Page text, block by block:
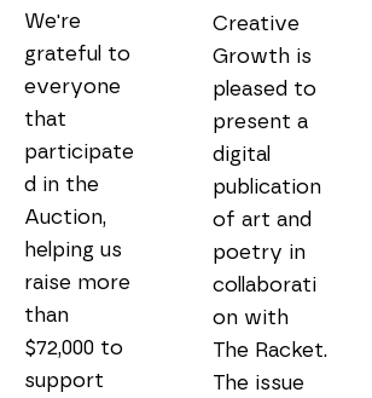
We're
grateful to
everyone
that
participate
d in the
Auction,
helping us
raise more
than
$72,000 to
support
Creative
Growth is
pleased to
present a
digital
publication
of art and
poetry in
collaborati
on with
The Racket.
The issue